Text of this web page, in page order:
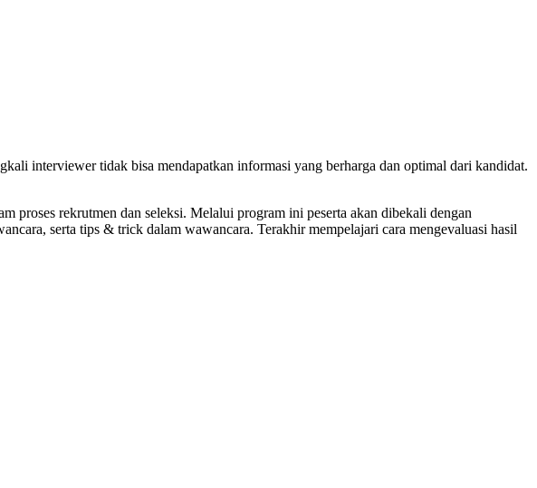
interviewer tidak bisa mendapatkan informasi yang berharga dan optimal dari kandidat.
proses rekrutmen dan seleksi. Melalui program ini peserta akan dibekali dengan
serta tips & trick dalam wawancara. Terakhir mempelajari cara mengevaluasi hasil